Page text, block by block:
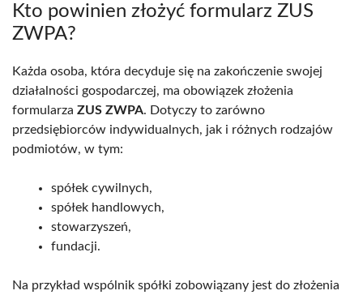
Kto powinien złożyć formularz ZUS
ZWPA?
Każda osoba, która decyduje się na zakończenie swojej
działalności gospodarczej, ma obowiązek złożenia
formularza ZUS ZWPA. Dotyczy to zarówno
przedsiębiorców indywidualnych, jak i różnych rodzajów
podmiotów, w tym:
spółek cywilnych,
spółek handlowych,
stowarzyszeń,
fundacji.
Na przykład wspólnik spółki zobowiązany jest do złożenia